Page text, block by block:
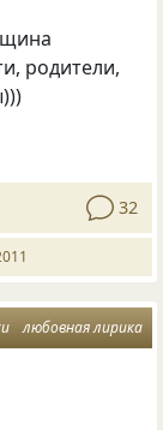
родители,
32
любовная лирика